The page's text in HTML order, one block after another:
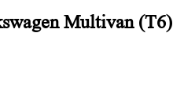
Multivan (T6)